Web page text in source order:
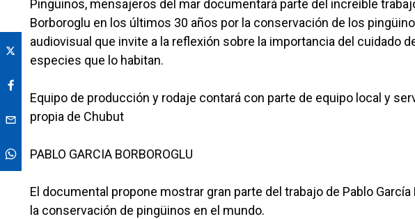
Pingüinos, mensajeros del mar documentará parte del increíble
Borboroglu en los últimos 30 años por la conservación de los
audiovisual que invite a la reflexión sobre la importancia del cuidado
especies que lo habitan.
Equipo de producción y rodaje contará con parte de equipo local y
propia de Chubut
PABLO GARCIA BORBOROGLU
El documental propone mostrar gran parte del trabajo de Pablo
la conservación de pingüinos en el mundo.